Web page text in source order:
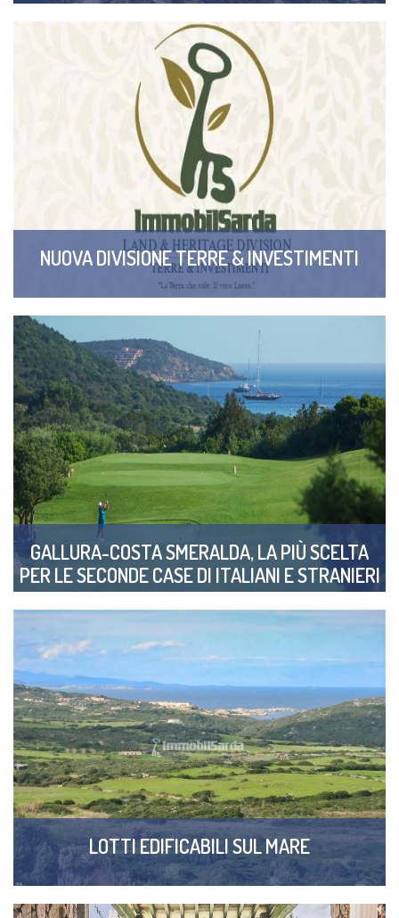
NUOVA DIVISIONE TERRE & INVESTIMENTI
GALLURA-COSTA SMERALDA, LA PIÙ SCELTA
PER LE SECONDE CASE DI ITALIANI E STRANIERI
LOTTI EDIFICABILI SUL MARE